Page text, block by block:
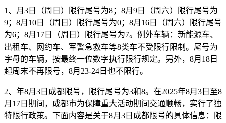
1、月3日（周日）限行尾号为8；8月9日（周六）限行尾号为
9；8月10日（周日）限行尾号为0；8月16日（周六）限行尾号
为6；8月17日（周日）限行尾号为7。例外车辆：新能源车、
出租车、网约车、军警急救车等8类车不受限行限制。尾号为
字母的车辆，按最终一位数字执行限行规定。另外，8月18日
起周末不再限号，8月23-24日也不限行。
2、年8月3日成都限号，限行尾号为3和8。在2025年8月3日至8
月17日期间，成都市为保障重大活动期间交通顺畅，实行了独
特限行政策。下面内容是关于8月3日成都限号的具体信息：限